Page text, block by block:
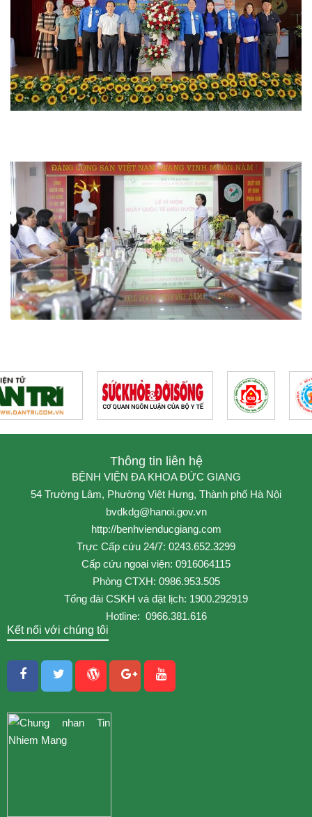
Thông tin liên hệ
BỆNH VIỆN ĐA KHOA ĐỨC GIANG
54 Trường Lâm, Phường Việt Hưng, Thành phố Hà Nội
bvdkdg@hanoi.gov.vn
http://benhvienducgiang.com
Trực Cấp cứu 24/7: 0243.652.3299
Cấp cứu ngoại viện: 0916064115
Phòng CTXH: 0986.953.505
Tổng đài CSKH và đặt lịch: 1900.292919
Hotline: 0966.381.616
Kết nối với chúng tôi